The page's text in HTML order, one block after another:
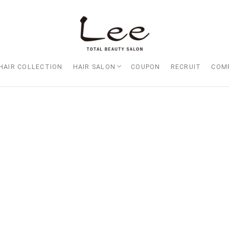
COLLECTION HAIR SALON
Lee大阪店
Lee梅田店
Lee京橋店
Lee堀江店
Lee四ツ橋店
Lee天王寺店
Lee上新庄Vita店
Lee東三国店
Lee布施店
Lee枚方店
HARBOR （ハーバー）
Lee尼崎店
Lee甲子園店
COUPON RECRUIT